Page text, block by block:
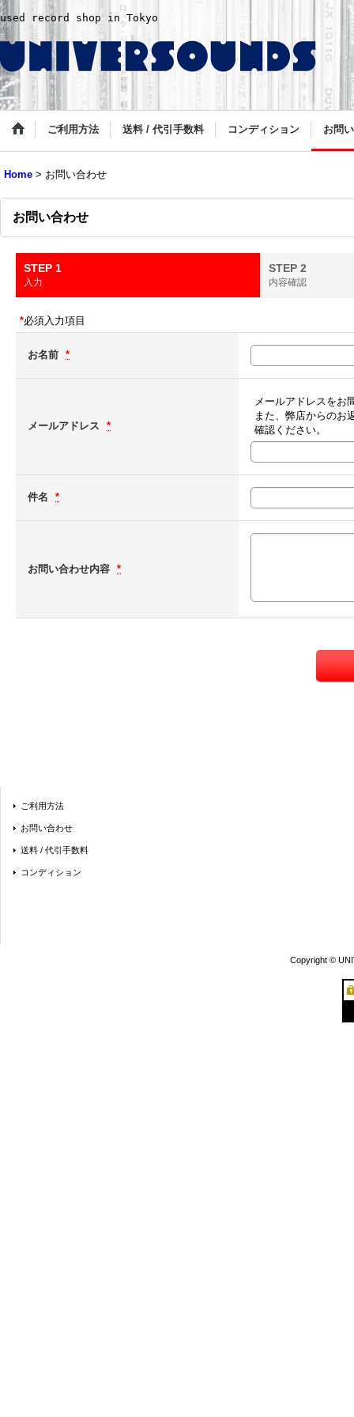
used record shop in Tokyo
ご利用方法 送料 / 代引手数料 コンディション お問
Home > お問い合わせ
お問い合わせ
STEP 1
入力
STEP 2
内容確認
*必須入力項目
お名前 *
メールアドレス *
メールアドレスをお
また、弊店からのお
確認ください。
件名 *
お問い合わせ内容 *
ご利用方法
お問い合わせ
送料 / 代引手数料
コンディション
Copyright ©